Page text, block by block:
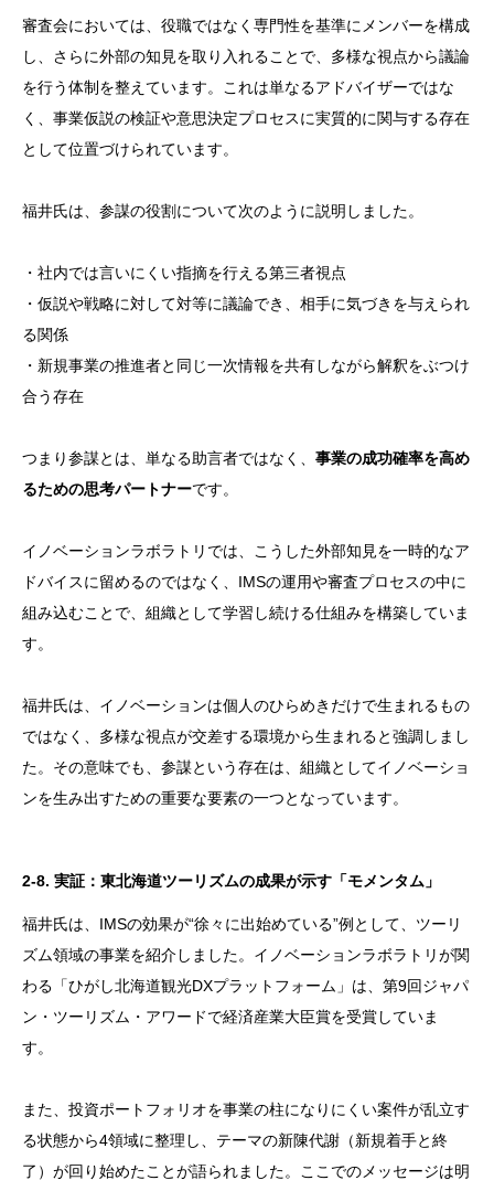
審査会においては、役職ではなく専門性を基準にメンバーを構成
し、さらに外部の知見を取り入れることで、多様な視点から議論
を行う体制を整えています。これは単なるアドバイザーではな
く、事業仮説の検証や意思決定プロセスに実質的に関与する存在
として位置づけられています。
福井氏は、参謀の役割について次のように説明しました。
・社内では言いにくい指摘を行える第三者視点
・仮説や戦略に対して対等に議論でき、相手に気づきを与えられ
る関係
・新規事業の推進者と同じ一次情報を共有しながら解釈をぶつけ
合う存在
つまり参謀とは、単なる助言者ではなく、 事業の成功確率を高め
るための思考パートナーです。
イノベーションラボラトリでは、こうした外部知見を一時的なア
ドバイスに留めるのではなく、IMSの運用や審査プロセスの中に
組み込むことで、組織として学習し続ける仕組みを構築していま
す。
福井氏は、イノベーションは個人のひらめきだけで生まれるもの
ではなく、多様な視点が交差する環境から生まれると強調しまし
た。その意味でも、参謀という存在は、組織としてイノベーショ
ンを生み出すための重要な要素の一つとなっています。
2-8. 実証：東北海道ツーリズムの成果が示す「モメンタム」
福井氏は、IMSの効果が“徐々に出始めている”例として、ツーリ
ズム領域の事業を紹介しました。イノベーションラボラトリが関
わる「ひがし北海道観光DXプラットフォーム」は、第9回ジャパ
ン・ツーリズム・アワードで経済産業大臣賞を受賞していま
す。
また、投資ポートフォリオを事業の柱になりにくい案件が乱立す
る状態から4領域に整理し、テーマの新陳代謝（新規着手と終
了）が回り始めたことが語られました。ここでのメッセージは明